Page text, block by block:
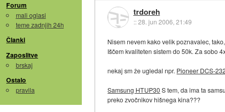
Forum
mali oglasi
teme zadnjih 24h
Članki
Zaposlitve
brskaj
Ostalo
pravila
trdoreh
::28. jun 2006, 21:49
Nisem nevem kako velik poznavalec,
Iščem kvaliteten sistem do 50k. Za sobo
nekaj sm že ugledal npr. Pioneer DCS-
Samsung HTUP30S tem, da ima ta
preko zvočnikov hišnega kina???